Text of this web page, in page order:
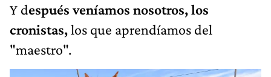
Y después veníamos nosotros, los
cronistas,los que aprendíamos del
"maestro".